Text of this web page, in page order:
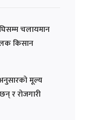
चलायमान
किसान
मूल्य
र रोजगारी